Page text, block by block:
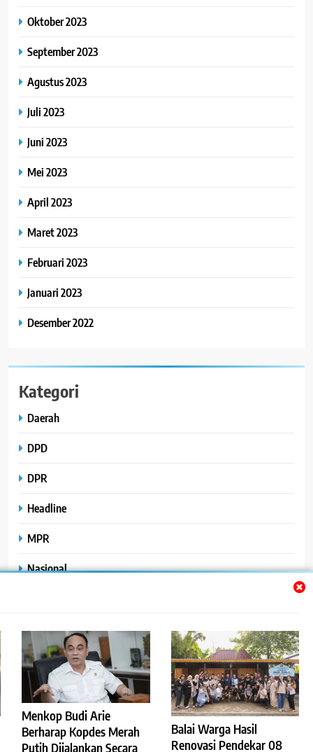
Menkop Budi Arie
Berharap Kopdes Merah
Putih Dijalankan Secara
Balai Warga Hasil
Renovasi Pendekar 08
Oktober 2023
September 2023
Agustus 2023
Juli 2023
Juni 2023
Mei 2023
April 2023
Maret 2023
Februari 2023
Januari 2023
Desember 2022
Kategori
Daerah
DPD
DPR
Headline
MPR
Nasional
Polhukam
Uncategorized
©2023 ReportaseBisnis.